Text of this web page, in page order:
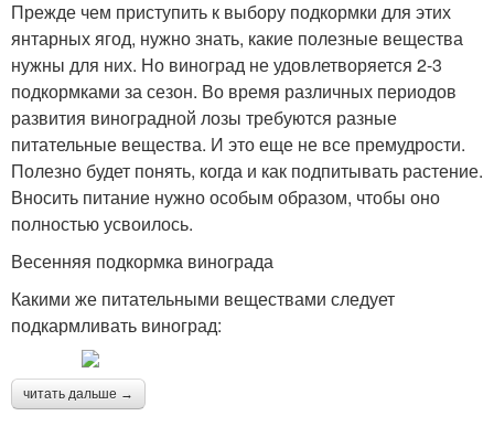
Прежде чем приступить к выбору подкормки для этих
янтарных ягод, нужно знать, какие полезные вещества
нужны для них. Но виноград не удовлетворяется 2-3
подкормками за сезон. Во время различных периодов
развития виноградной лозы требуются разные
питательные вещества. И это еще не все премудрости.
Полезно будет понять, когда и как подпитывать растение.
Вносить питание нужно особым образом, чтобы оно
полностью усвоилось.
Весенняя подкормка винограда
Какими же питательными веществами следует
подкармливать виноград:
читать дальше →